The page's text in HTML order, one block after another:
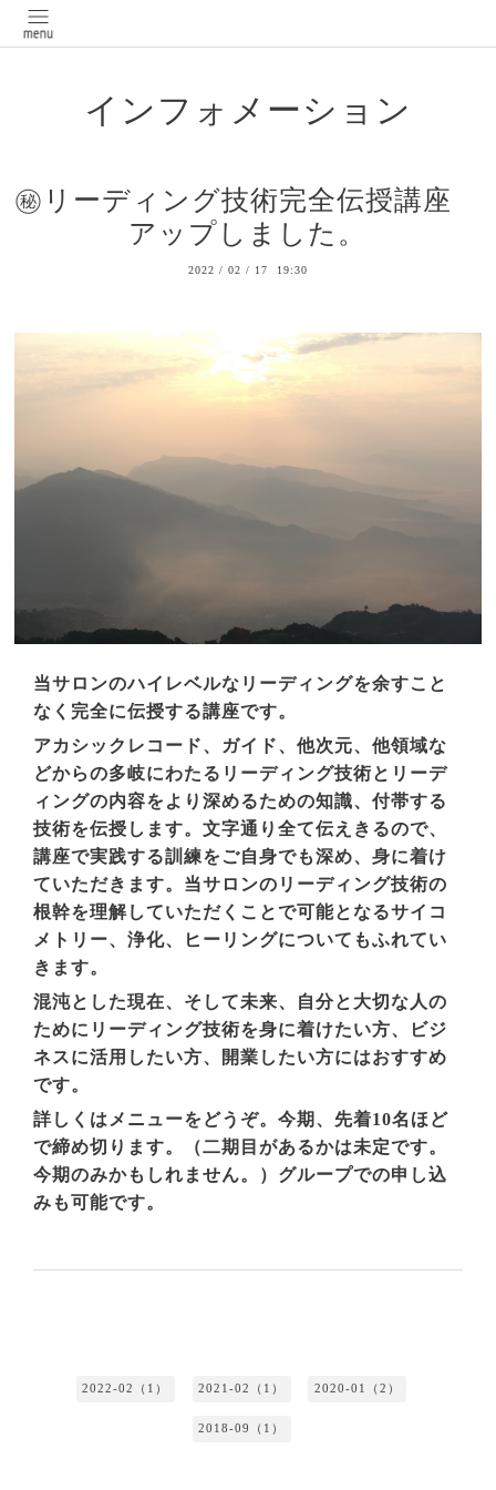
インフォメーション
㊙リーディング技術完全伝授講座
アップしました。
2022 / 02 / 17 19:30
当サロンのハイレベルなリーディングを余すこと
なく完全に伝授する講座です。
アカシックレコード、ガイド、他次元、他領域な
どからの多岐にわたるリーディング技術とリーデ
ィングの内容をより深めるための知識、付帯する
技術を伝授します。文字通り全て伝えきるので、
講座で実践する訓練をご自身でも深め、身に着け
ていただきます。当サロンのリーディング技術の
根幹を理解していただくことで可能となるサイコ
メトリー、浄化、ヒーリングについてもふれてい
きます。
混沌とした現在、そして未来、自分と大切な人の
ためにリーディング技術を身に着けたい方、ビジ
ネスに活用したい方、開業したい方にはおすすめ
です。
詳しくはメニューをどうぞ。今期、先着10名ほど
で締め切ります。（二期目があるかは未定です。
今期のみかもしれません。）グループでの申し込
みも可能です。
2022-02（1） 2021-02（1） 2020-01（2）
2018-09（1）